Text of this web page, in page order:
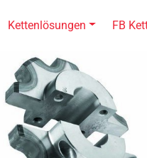
Kettenlösungen FB